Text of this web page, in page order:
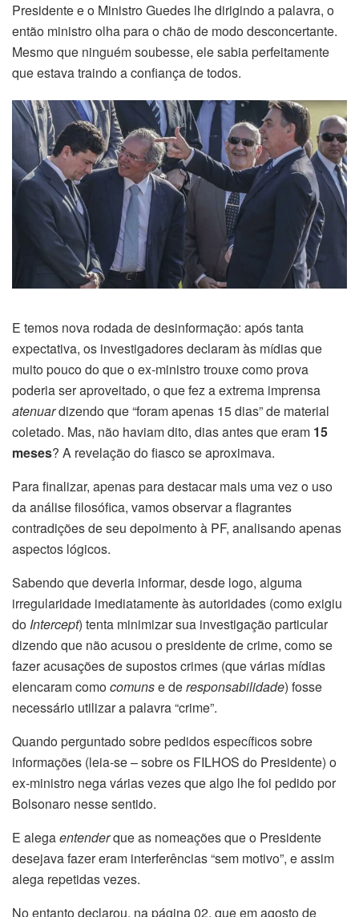
Presidente e o Ministro Guedes lhe dirigindo a palavra, o
então ministro olha para o chão de modo desconcertante.
Mesmo que ninguém soubesse, ele sabia perfeitamente
que estava traindo a confiança de todos.
E temos nova rodada de desinformação: após tanta
expectativa, os investigadores declaram às mídias que
muito pouco do que o ex-ministro trouxe como prova
poderia ser aproveitado, o que fez a extrema imprensa
atenuardizendo que “foram apenas 15 dias” de material
coletado. Mas, não haviam dito, dias antes que eram 15
meses? A revelação do fiasco se aproximava.
Para finalizar, apenas para destacar mais uma vez o uso
da análise filosófica, vamos observar a flagrantes
contradições de seu depoimento à PF, analisando apenas
aspectos lógicos.
Sabendo que deveria informar, desde logo, alguma
irregularidade imediatamente às autoridades (como exigiu
do Intercept) tenta minimizar sua investigação particular
dizendo que não acusou o presidente de crime, como se
fazer acusações de supostos crimes (que várias mídias
elencaram comocomunse deresponsabilidade) fosse
necessário utilizar a palavra “crime”.
Quando perguntado sobre pedidos específicos sobre
informações (leia-se – sobre os FILHOS do Presidente) o
ex-ministro nega várias vezes que algo lhe foi pedido por
Bolsonaro nesse sentido.
E alegaentenderque as nomeações que o Presidente
desejava fazer eram interferências “sem motivo”, e assim
alega repetidas vezes.
No entanto declarou, na página 02, que em agosto de